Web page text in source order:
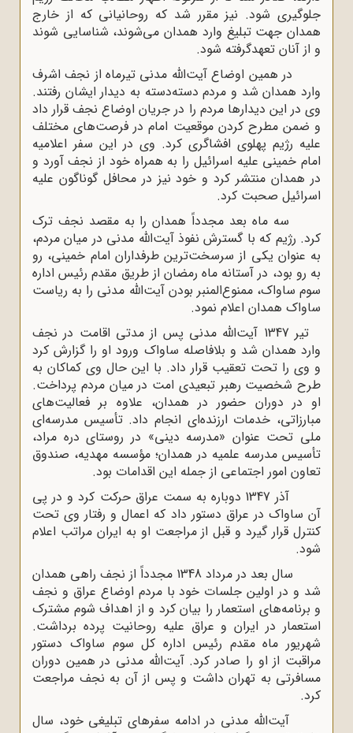
جلوگیری شود. نیز مقرر شد که روحانیانی که از خارج
همدان جهت تبلیغ وارد همدان می‌شوند، شناسایی شوند
و از آنان تعهدگرفته شود.
در همین اوضاع آیت‌الله مدنی تیرماه از نجف اشرف
وارد همدان شد و مردم دسته‌دسته به دیدار ایشان رفتند.
وی در این دیدارها مردم را در جریان اوضاع نجف قرار داد
و ضمن مطرح کردن موقعیت امام در فرصت‌های مختلف
علیه رژیم پهلوی افشاگری کرد. وی در این سفر اعلامیه
امام خمینی علیه اسرائیل را به همراه خود از نجف آورد و
در همدان منتشر کرد و خود نیز در محافل گوناگون علیه
اسرائیل صحبت کرد.
سه ماه بعد مجدداً همدان را به مقصد نجف ترک
کرد. رژیم که با گسترش نفوذ آیت‌الله مدنی در میان مردم،
به عنوان یکی از سرسخت‌ترین طرفداران امام خمینی، رو
به رو بود، در آستانه ماه رمضان از طریق مقدم رئیس اداره
سوم ساواک، ممنوع‌المنبر بودن آیت‌الله مدنی را به ریاست
ساواک همدان اعلام نمود.
تیر 1347 آیت‌الله مدنی پس از مدتی اقامت در نجف
وارد همدان شد و بلافاصله ساواک ورود او را گزارش کرد
و وی را تحت تعقیب قرار داد. با این حال وی کماکان به
طرح شخصیت رهبر تبعیدی امت در میان مردم پرداخت.
او در دوران حضور در همدان، علاوه بر فعالیت‌های
مبارزاتی، خدمات ارزنده‌ای انجام داد. تأسیس مدرسه‌ای
ملی تحت عنوان «مدرسه دینی» در روستای دره مراد،
تأسیس مدرسه علمیه در همدان؛ مؤسسه مهدیه، صندوق
تعاون امور اجتماعی از جمله این اقدامات بود.
آذر 1347 دوباره به سمت عراق حرکت کرد و در پی
آن ساواک در عراق دستور داد که اعمال و رفتار وی تحت
کنترل قرار گیرد و قبل از مراجعت او به ایران مراتب اعلام
سال بعد در مرداد 1348 مجدداً از نجف راهی همدان
شد و در اولین جلسات خود با مردم اوضاع عراق و نجف
و برنامه‌های استعمار را بیان کرد و از اهداف شوم مشترک
استعمار در ایران و عراق علیه روحانیت پرده برداشت.
شهریور ماه مقدم رئیس اداره کل سوم ساواک دستور
مراقبت از او را صادر کرد. آیت‌الله مدنی در همین دوران
مسافرتی به تهران داشت و پس از آن به نجف مراجعت
آیت‌الله مدنی در ادامه سفرهای تبلیغی خود، سال